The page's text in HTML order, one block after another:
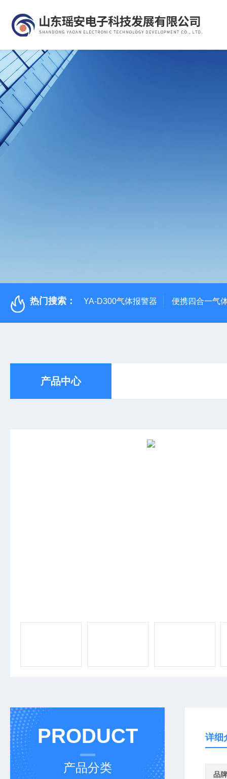
热门搜索： YA-D300气体报警器 便携四合一气
产品中心
PRODUCT
产品分类
详细
品牌